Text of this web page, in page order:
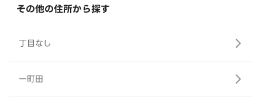
その他の住所から探す
丁目なし
一町田